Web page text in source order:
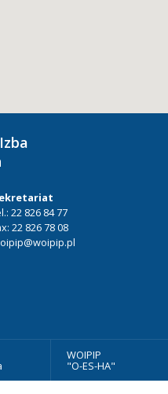
22 826 84 77
22 826 78 08
WOIPIP
"O-ES-HA"